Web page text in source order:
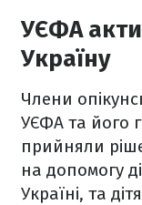
УЄФА
Україну
Члени
УЄФА та його
прийняли
на допомогу
Україні, та